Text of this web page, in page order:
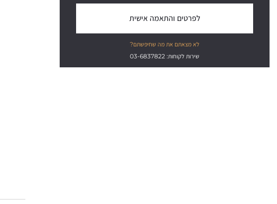
לפרטים והתאמה אישית
לא מצאתם את מה שחיפשתם?
שירות לקוחות: 03-6837822